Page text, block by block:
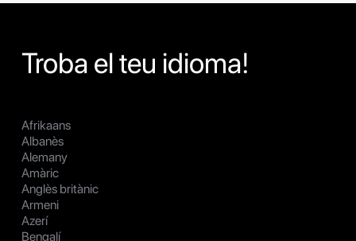
Troba el teu idioma!
Afrikaans
Albanès
Alemany
Amàric
Anglès britànic
Armeni
Azerí
Bengalí